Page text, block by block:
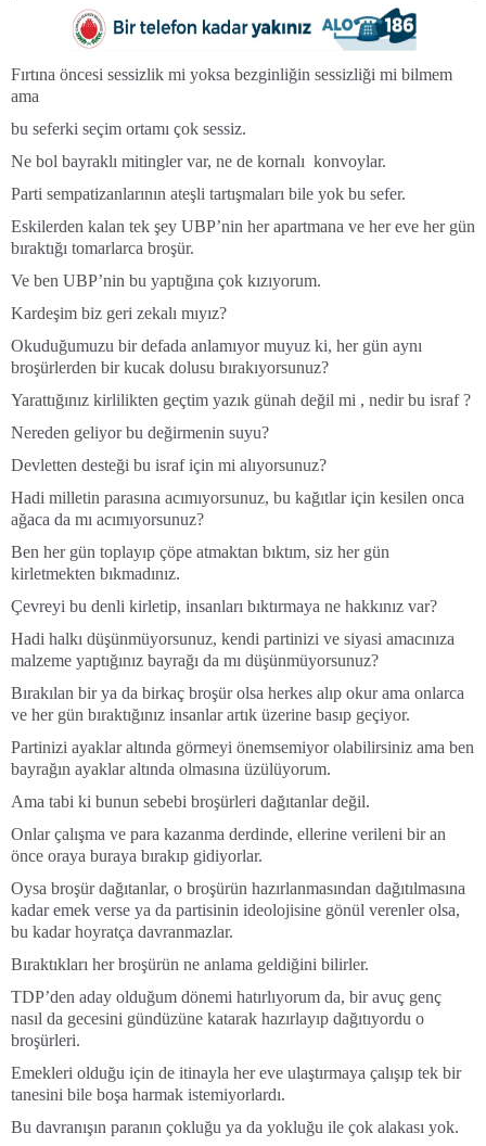
Fırtına öncesi sessizlik mi yoksa bezginliğin sessizliği mi bilmem
ama
bu seferki seçim ortamı çok sessiz.
Ne bol bayraklı mitingler var, ne de kornalı konvoylar.
Parti sempatizanlarının ateşli tartışmaları bile yok bu sefer.
Eskilerden kalan tek şey UBP’nin her apartmana ve her eve her gün
bıraktığı tomarlarca broşür.
Ve ben UBP’nin bu yaptığına çok kızıyorum.
Kardeşim biz geri zekalı mıyız?
Okuduğumuzu bir defada anlamıyor muyuz ki, her gün aynı
broşürlerden bir kucak dolusu bırakıyorsunuz?
Yarattığınız kirlilikten geçtim yazık günah değil mi , nedir bu israf ?
Nereden geliyor bu değirmenin suyu?
Devletten desteği bu israf için mi alıyorsunuz?
Hadi milletin parasına acımıyorsunuz, bu kağıtlar için kesilen onca
ağaca da mı acımıyorsunuz?
Ben her gün toplayıp çöpe atmaktan bıktım, siz her gün
kirletmekten bıkmadınız.
Çevreyi bu denli kirletip, insanları bıktırmaya ne hakkınız var?
Hadi halkı düşünmüyorsunuz, kendi partinizi ve siyasi amacınıza
malzeme yaptığınız bayrağı da mı düşünmüyorsunuz?
Bırakılan bir ya da birkaç broşür olsa herkes alıp okur ama onlarca
ve her gün bıraktığınız insanlar artık üzerine basıp geçiyor.
Partinizi ayaklar altında görmeyi önemsemiyor olabilirsiniz ama ben
bayrağın ayaklar altında olmasına üzülüyorum.
Ama tabi ki bunun sebebi broşürleri dağıtanlar değil.
Onlar çalışma ve para kazanma derdinde, ellerine verileni bir an
önce oraya buraya bırakıp gidiyorlar.
Oysa broşür dağıtanlar, o broşürün hazırlanmasından dağıtılmasına
kadar emek verse ya da partisinin ideolojisine gönül verenler olsa,
bu kadar hoyratça davranmazlar.
Bıraktıkları her broşürün ne anlama geldiğini bilirler.
TDP’den aday olduğum dönemi hatırlıyorum da, bir avuç genç
nasıl da gecesini gündüzüne katarak hazırlayıp dağıtıyordu o
broşürleri.
Emekleri olduğu için de itinayla her eve ulaştırmaya çalışıp tek bir
tanesini bile boşa harmak istemiyorlardı.
Bu davranışın paranın çokluğu ya da yokluğu ile çok alakası yok.